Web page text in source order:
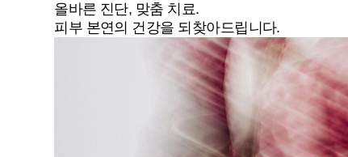
올바른 진단, 맞춤 치료.
피부 본연의 건강을 되찾아드립니다.